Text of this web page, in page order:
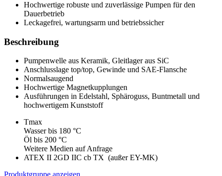
Hochwertige robuste und zuverlässige Pumpen für den
Dauerbetrieb
Leckagefrei, wartungsarm und betriebssicher
Beschreibung
Pumpenwelle aus Keramik, Gleitlager aus SiC
Anschlusslage top/top, Gewinde und SAE-Flansche
Normalsaugend
Hochwertige Magnetkupplungen
Ausführungen in Edelstahl, Sphäroguss, Buntmetall und
hochwertigem Kunststoff
Tmax
Wasser bis 180 °C
Öl bis 200 °C
Weitere Medien auf Anfrage
ATEX II 2GD IIC cb TX (außer EY-MK)